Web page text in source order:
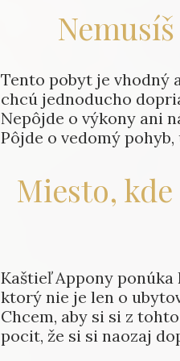
Tento pobyt je vhodný
chcú jednoducho
Nepôjde o výkony ani
Pôjde o vedomý
Miesto,
Kaštieľ Appony
ktorý nie je len o
Chcem, aby si si z
pocit, že si si naozaj